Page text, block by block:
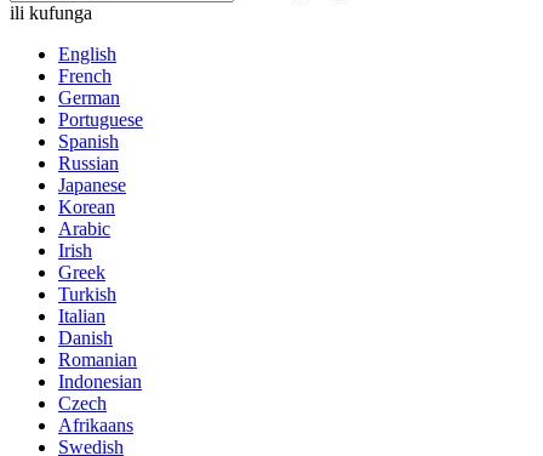
ili kufunga
English
French
German
Portuguese
Spanish
Russian
Japanese
Korean
Arabic
Irish
Greek
Turkish
Italian
Danish
Romanian
Indonesian
Czech
Afrikaans
Swedish